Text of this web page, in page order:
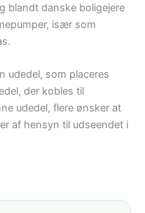
blandt danske boligejere
især som
udedel, som placeres
der kobles til
udedel, flere ønsker at
af hensyn til udseendet i